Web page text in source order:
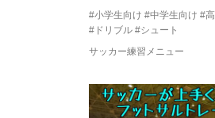
#小学生向け #中学生向け #
#ドリブル #シュート
サッカー練習メニュー